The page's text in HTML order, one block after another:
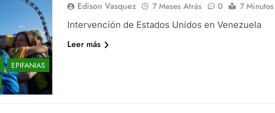
EPIFANIAS
Edison Vasquez 7 Meses Atrás 0
7 Minutos
Intervención de Estados Unidos en Venezuela
Leer más